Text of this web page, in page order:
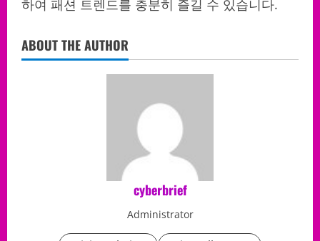
하여 패션 트렌드를 충분히 즐길 수 있습니다.
ABOUT THE AUTHOR
cyberbrief
Administrator